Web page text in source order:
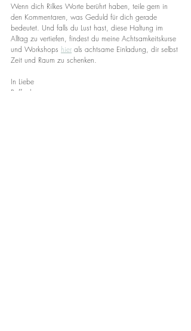
Wenn dich Rilkes Worte berührt haben, teile gern in
den Kommentaren, was Geduld für dich gerade
bedeutet. Und falls du Lust hast, diese Haltung im
Alltag zu vertiefen, findest du meine Achtsamkeitskurse
und Workshops hier als achtsame Einladung, dir selbst
Zeit und Raum zu schenken.
In Liebe
Raffaela